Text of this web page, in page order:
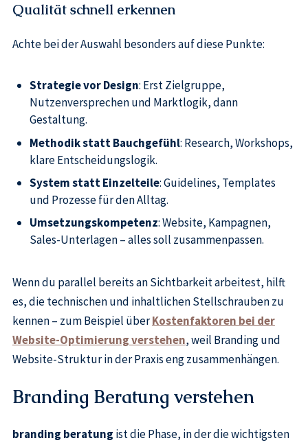
Qualität schnell erkennen
Achte bei der Auswahl besonders auf diese Punkte:
Strategie vor Design: Erst Zielgruppe,
Nutzenversprechen und Marktlogik, dann
Gestaltung.
Methodik statt Bauchgefühl: Research, Workshops,
klare Entscheidungslogik.
System statt Einzelteile: Guidelines, Templates
und Prozesse für den Alltag.
Umsetzungskompetenz: Website, Kampagnen,
Sales-Unterlagen – alles soll zusammenpassen.
Wenn du parallel bereits an Sichtbarkeit arbeitest, hilft
es, die technischen und inhaltlichen Stellschrauben zu
kennen – zum Beispiel überKostenfaktoren bei der
Website-Optimierung verstehen, weil Branding und
Website-Struktur in der Praxis eng zusammenhängen.
Branding Beratung verstehen
branding beratung ist die Phase, in der die wichtigsten